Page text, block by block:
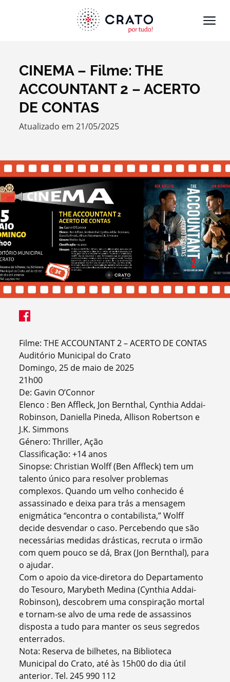
Termo de Pesquisa
Filtros
CINEMA – Filme: THE
ACCOUNTANT 2 – ACERTO
DE CONTAS
Atualizado em 21/05/2025
Filme: THE ACCOUNTANT 2 – ACERTO DE CONTAS
Auditório Municipal do Crato
Domingo, 25 de maio de 2025
21h00
De: Gavin O’Connor
Elenco : Ben Affleck, Jon Bernthal, Cynthia Addai-
Robinson, Daniella Pineda, Allison Robertson e
J.K. Simmons
Género: Thriller, Ação
Classificação: +14 anos
Sinopse: Christian Wolff (Ben Affleck) tem um
talento único para resolver problemas
complexos. Quando um velho conhecido é
assassinado e deixa para trás a mensagem
enigmática “encontra o contabilista,” Wolff
decide desvendar o caso. Percebendo que são
necessárias medidas drásticas, recruta o irmão
com quem pouco se dá, Brax (Jon Bernthal), para
o ajudar.
Com o apoio da vice-diretora do Departamento
do Tesouro, Marybeth Medina (Cynthia Addai-
Robinson), descobrem uma conspiração mortal
e tornam-se alvo de uma rede de assassinos
disposta a tudo para manter os seus segredos
enterrados.
Nota: Reserva de bilhetes, na Biblioteca
Municipal do Crato, até às 15h00 do dia útil
anterior. Tel. 245 990 112